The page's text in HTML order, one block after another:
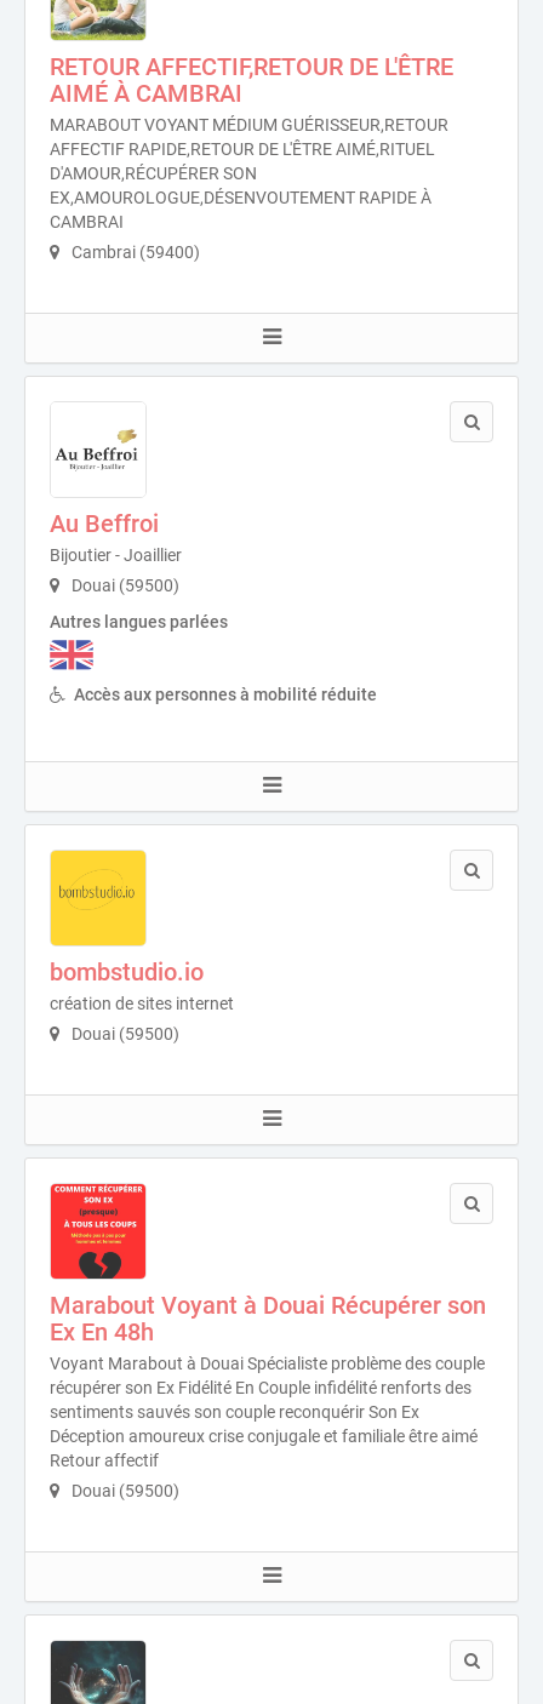
RETOUR AFFECTIF,RETOUR DE L'ÊTRE
AIMÉ À CAMBRAI
MARABOUT VOYANT MÉDIUM GUÉRISSEUR,RETOUR
AFFECTIF RAPIDE,RETOUR DE L'ÊTRE AIMÉ,RITUEL
D'AMOUR,RÉCUPÉRER SON
EX,AMOUROLOGUE,DÉSENVOUTEMENT RAPIDE À
CAMBRAI
Cambrai (59400)
Au Beffroi
Bijoutier - Joaillier
Douai (59500)
Autres langues parlées
Accès aux personnes à mobilité réduite
bombstudio.io
création de sites internet
Douai (59500)
Marabout Voyant à Douai Récupérer son
Ex En 48h
Voyant Marabout à Douai Spécialiste problème des couple
récupérer son Ex Fidélité En Couple infidélité renforts des
sentiments sauvés son couple reconquérir Son Ex
Déception amoureux crise conjugale et familiale être aimé
Retour affectif
Douai (59500)